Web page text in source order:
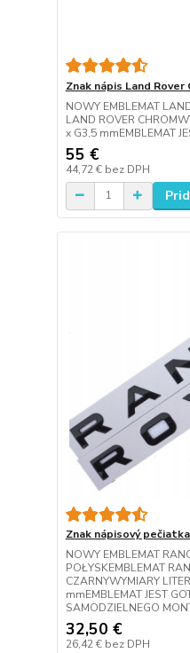
Znak nápis Land Rover
NOWY EMBLEMAT
LAND ROVER
x G3,5 mmEMBLEMAT
55 €
44,72 € bez DPH
Znak nápisový
NOWY EMBLEMAT
POŁYSKEMBLEMAT
CZARNYWYMIARY
mmEMBLEMAT JEST
SAMODZIELNEGO
32,50 €
26,42 € bez DPH